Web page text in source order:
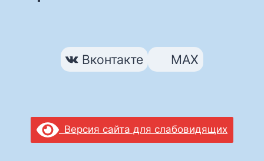
Вконтакте MAX
Версия сайта для слабовидящих